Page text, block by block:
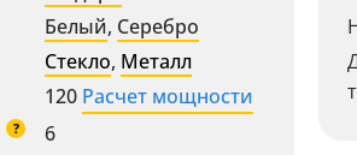
Белый, Серебро
Стекло, Металл
120 Расчет мощности
? 6